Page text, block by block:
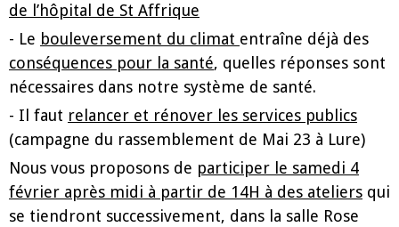
de l’hôpital de St Affrique
- Le bouleversement du climat entraîne déjà des
conséquences pour la santé, quelles réponses sont
nécessaires dans notre système de santé.
- Il faut relancer et rénover les services publics
(campagne du rassemblement de Mai 23 à Lure)
Nous vous proposons de participer le samedi 4
février après midi à partir de 14H à des ateliers qui
se tiendront successivement, dans la salle Rose